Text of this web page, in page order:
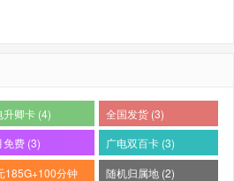
升卿卡 (4)
全国发货 (3)
免费 (3)
广电双百卡 (3)
185G+100分钟
随机归属地 (2)